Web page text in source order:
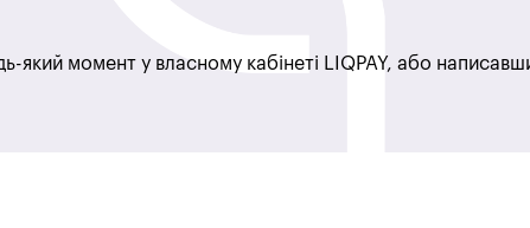
який момент у власному кабінеті LIQPAY, або